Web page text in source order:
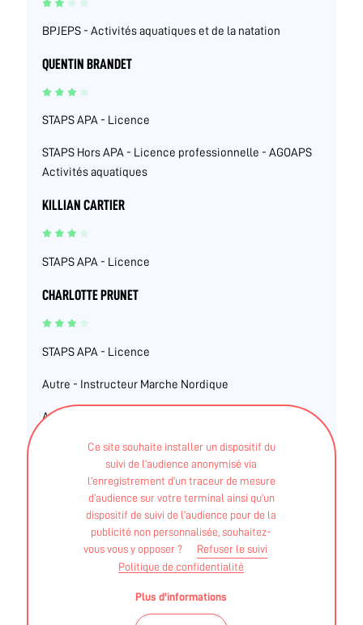
Ce site souhaite installer un dispositif du
suivi de l’audience anonymisé via
l’enregistrement d’un traceur de mesure
d’audience sur votre terminal ainsi qu’un
dispositif de suivi de l’audience pour de la
publicité non personnalisée, souhaitez-
vous vous y opposer ?
Refuser le suivi
Politique de confidentialité
Plus d'informations
BPJEPS - Activités aquatiques et de la natation
QUENTIN BRANDET
STAPS APA - Licence
STAPS Hors APA - Licence professionnelle - AGOAPS
Activités aquatiques
KILLIAN CARTIER
STAPS APA - Licence
CHARLOTTE PRUNET
STAPS APA - Licence
Autre - Instructeur Marche Nordique
Autre - Certificat Pilates
Autre - Certificat Education Thérapeutique